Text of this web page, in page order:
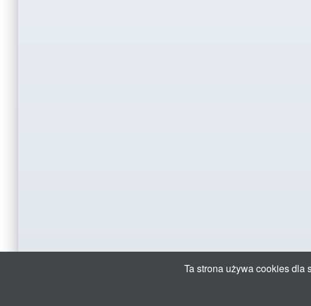
Ta strona używa cookies dla